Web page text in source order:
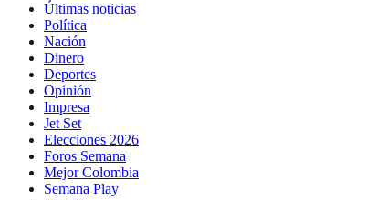
Últimas noticias
Política
Nación
Dinero
Deportes
Opinión
Impresa
Jet Set
Elecciones 2026
Foros Semana
Mejor Colombia
Semana Play